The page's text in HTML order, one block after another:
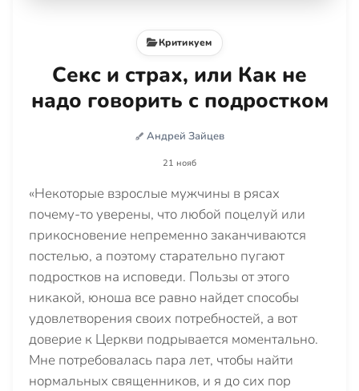
Критикуем
Секс и страх, или Как не
надо говорить с подростком
Андрей Зайцев
21 нояб
«Некоторые взрослые мужчины в рясах
почему-то уверены, что любой поцелуй или
прикосновение непременно заканчиваются
постелью, а поэтому старательно пугают
подростков на исповеди. Пользы от этого
никакой, юноша все равно найдет способы
удовлетворения своих потребностей, а вот
доверие к Церкви подрывается моментально.
Мне потребовалась пара лет, чтобы найти
нормальных священников, и я до сих пор